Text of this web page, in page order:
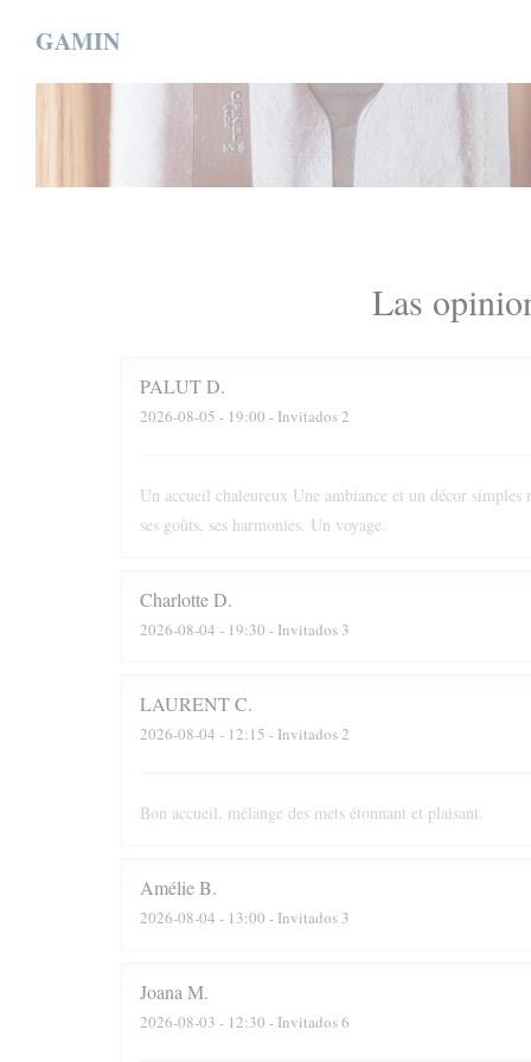
GAMIN
Las
PALUTD
2026-08-05 - 19:00 - Invitados 2
Un accueil chaleureux Une ambiance et un décor
ses goûts, ses harmonies. Un voyage.
CharlotteD
2026-08-04 - 19:30 - Invitados 3
LAURENTC
2026-08-04 - 12:15 - Invitados 2
Bon accueil, mélange des mets étonnant et plaisant.
AmélieB
2026-08-04 - 13:00 - Invitados 3
Joana M
2026-08-03 - 12:30 - Invitados 6